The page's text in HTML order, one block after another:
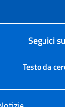
Seguici
Cerca nel sito